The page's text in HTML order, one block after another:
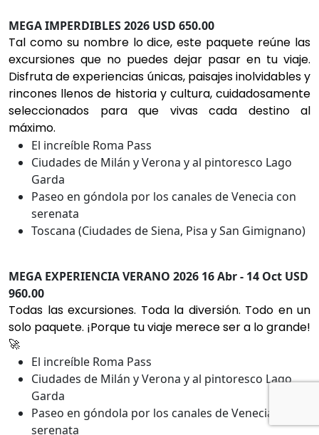
MEGA IMPERDIBLES 2026 USD 650.00
Tal como su nombre lo dice, este paquete reúne las
excursiones que no puedes dejar pasar en tu viaje.
Disfruta de experiencias únicas, paisajes inolvidables y
rincones llenos de historia y cultura, cuidadosamente
seleccionados para que vivas cada destino al
máximo.
El increíble Roma Pass
Ciudades de Milán y Verona y al pintoresco Lago
Garda
Paseo en góndola por los canales de Venecia con
serenata
Toscana (Ciudades de Siena, Pisa y San Gimignano)
MEGA EXPERIENCIA VERANO 2026 16 Abr - 14 Oct USD
960.00
Todas las excursiones. Toda la diversión. Todo en un
solo paquete. ¡Porque tu viaje merece ser a lo grande!
🚀
El increíble Roma Pass
Ciudades de Milán y Verona y al pintoresco Lago
Garda
Paseo en góndola por los canales de Venecia con
serenata